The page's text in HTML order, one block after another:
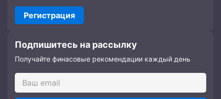
Регистрация
Подпишитесь на рассылку
Получайте финасовые рекомендации каждый день